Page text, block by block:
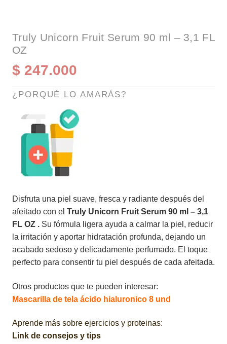
Truly Unicorn Fruit Serum 90 ml – 3,1 FL
OZ
$ 247.000
¿PORQUÉ LO AMARÁS?
Disfruta una piel suave, fresca y radiante después del
afeitado con el Truly Unicorn Fruit Serum 90 ml – 3,1
FL OZ . Su fórmula ligera ayuda a calmar la piel, reducir
la irritación y aportar hidratación profunda, dejando un
acabado sedoso y delicadamente perfumado. El toque
perfecto para consentir tu piel después de cada afeitada.
Otros productos que te pueden interesar:
Mascarilla de tela ácido hialuronico 8 und
Aprende más sobre ejercicios y proteinas:
Link de consejos y tips